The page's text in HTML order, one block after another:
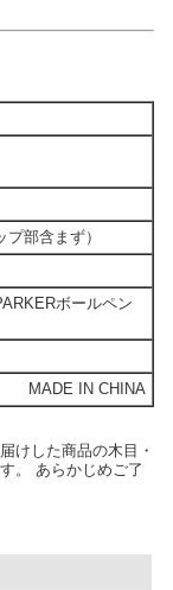
部含まず）
ボールペン
MADE IN CHINA
けした商品の木目・
。 あらかじめご了